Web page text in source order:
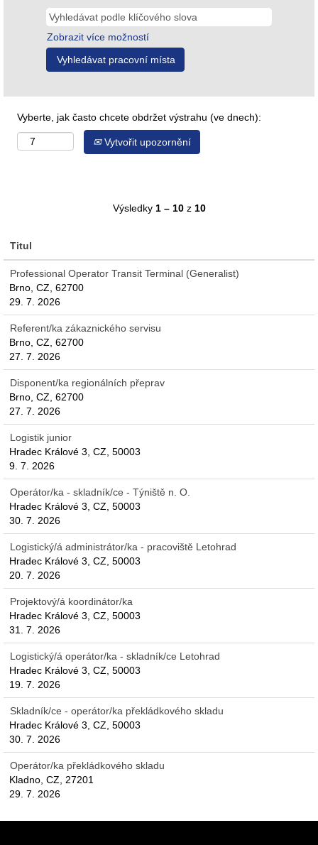
Zobrazit více možností
Vyberte, jak často chcete obdržet výstrahu (ve dnech):
Vytvořit upozornění
Výsledky 1 – 10z 10
Titul
Professional Operator Transit Terminal (Generalist)
Brno, CZ, 62700
29. 7. 2026
Referent/ka zákaznického servisu
Brno, CZ, 62700
27. 7. 2026
Disponent/ka regionálních přeprav
Brno, CZ, 62700
27. 7. 2026
Logistik junior
Hradec Králové 3, CZ, 50003
9. 7. 2026
Operátor/ka - skladník/ce - Týniště n. O.
Hradec Králové 3, CZ, 50003
30. 7. 2026
Logistický/á administrátor/ka - pracoviště Letohrad
Hradec Králové 3, CZ, 50003
20. 7. 2026
Projektový/á koordinátor/ka
Hradec Králové 3, CZ, 50003
31. 7. 2026
Logistický/á operátor/ka - skladník/ce Letohrad
Hradec Králové 3, CZ, 50003
19. 7. 2026
Skladník/ce - operátor/ka překládkového skladu
Hradec Králové 3, CZ, 50003
30. 7. 2026
Operátor/ka překládkového skladu
Kladno, CZ, 27201
29. 7. 2026